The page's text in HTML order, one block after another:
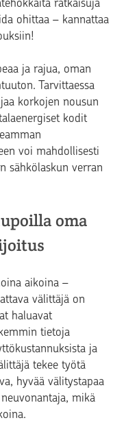
ratkaisuja
ohittaa – kannattaa
ja rajua, oman
Tarvittaessa
korkojen nousun
kodit
voi mahdollisesti
sähkölaskun verran
oma
aikoina –
välittäjä on
haluavat
tietoja
ja
tekee työtä
hyvää välitystapaa
mikä